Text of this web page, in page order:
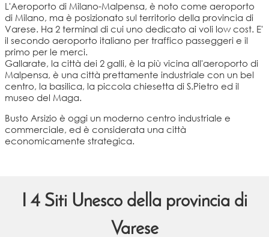
L'Aeroporto di Milano-Malpensa, è noto come aeroporto
di Milano, ma è posizionato sul territorio della provincia di
Varese. Ha 2 terminal di cui uno dedicato ai voli low cost. E'
il secondo aeroporto italiano per traffico passeggeri e il
primo per le merci.
Gallarate, la città dei 2 galli, è la più vicina all'aeroporto di
Malpensa, è una città prettamente industriale con un bel
centro, la basilica, la piccola chiesetta di S.Pietro ed il
museo del Maga.
Busto Arsizio è oggi un moderno centro industriale e
commerciale, ed è considerata una città
economicamente strategica.
I 4 Siti Unesco della provincia di
Varese